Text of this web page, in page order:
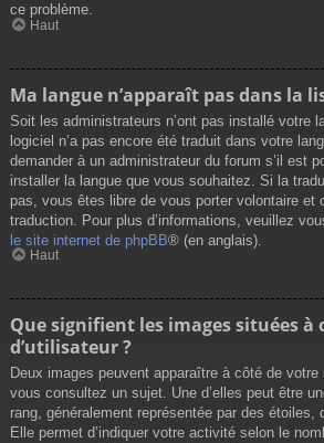
ce problème.
Haut
Ma langue n’apparaît pas dans la
Soit les administrateurs n’ont pas installé votre
logiciel n’a pas encore été traduit dans votre
demander à un administrateur du forum s’il est
installer la langue que vous souhaitez. Si la
pas, vous êtes libre de vous porter volontaire et
traduction. Pour plus d’informations, veuillez
le site internet de phpBB® (en anglais).
Haut
Que signifient les images situées à
d’utilisateur ?
Deux images peuvent apparaître à côté de votre
vous consultez un sujet. Une d’elles peut être
rang, généralement représentée par des étoiles,
Elle permet d’indiquer votre activité selon le